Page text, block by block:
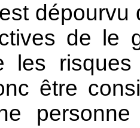
de le
les
être